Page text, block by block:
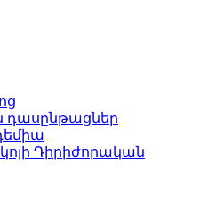
դասընթացներ
Դիրիժորական